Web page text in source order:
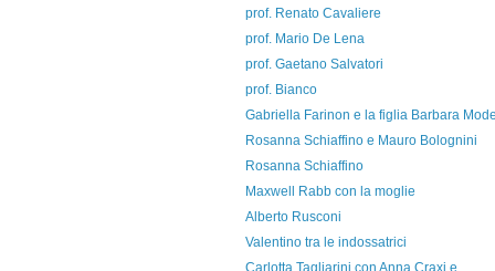
prof. Renato Cavaliere
prof. Mario De Lena
prof. Gaetano Salvatori
prof. Bianco
Gabriella Farinon e la figlia Barbara
Rosanna Schiaffino e Mauro Bolognini
Rosanna Schiaffino
Maxwell Rabb con la moglie
Alberto Rusconi
Valentino tra le indossatrici
Carlotta Tagliarini con Anna Craxi e